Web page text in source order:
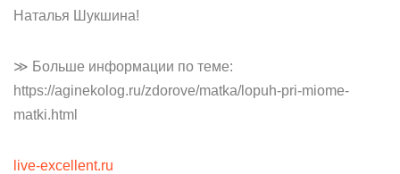
Наталья Шукшина!
≫ Больше информации по теме:
https://aginekolog.ru/zdorove/matka/lopuh-pri-miome-
matki.html
live-excellent.ru